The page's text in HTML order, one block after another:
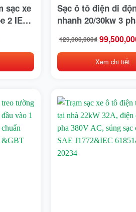
sạc xe
2 IEC
Sạc ô tô điện di
nhanh 20/30kw 3
129,000,000₫
Giá
là:
129,000,000₫.
Giá
tại
99,500,000₫.
Xem chi tiết